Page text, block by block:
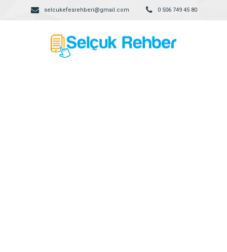
selcukefesrehberi@gmail.com 0 506 749 45 80